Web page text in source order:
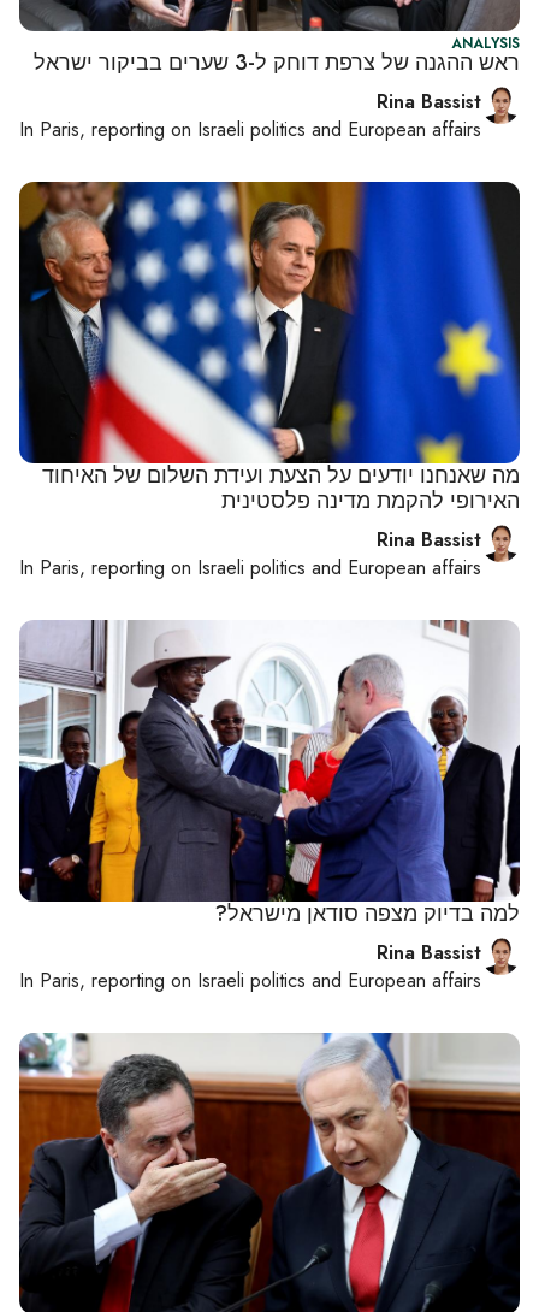
ANALYSIS
ראש ההגנה של צרפת דוחק ל-3 שערים בביקור ישראל
Rina Bassist
In Paris, reporting on Israeli politics and European affairs
מה שאנחנו יודעים על הצעת ועידת השלום של האיחוד
האירופי להקמת מדינה פלסטינית
Rina Bassist
In Paris, reporting on Israeli politics and European affairs
למה בדיוק מצפה סודאן מישראל?
Rina Bassist
In Paris, reporting on Israeli politics and European affairs